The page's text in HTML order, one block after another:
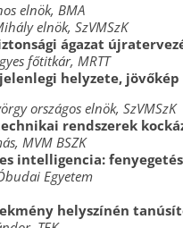
elnök, BMA
elnök, SzVMSzK
ágazat
főtitkár, MRTT
helyzete, jövőkép
országos elnök, SzVMSzK
rendszerek
MVM BSZK
intelligencia:
Egyetem
helyszínén